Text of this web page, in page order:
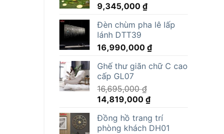
9,345,000 ₫
Đèn chùm pha lê lấp
lánh DTT39
16,990,000 ₫
Ghế thư giãn chữ C cao
cấp GL07
16,695,000₫
Giá
là:
16,695,000 ₫.
14,819,000 ₫Giá
tại
là:
Đồng hồ trang trí
phòng khách DH01